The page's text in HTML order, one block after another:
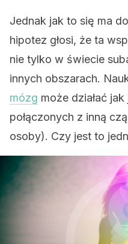
Jednak jak to się ma
hipotez głosi, że ta
nie tylko w świecie
innych obszarach.
mózg może działać
połączonych z inną
osoby). Czy jest to